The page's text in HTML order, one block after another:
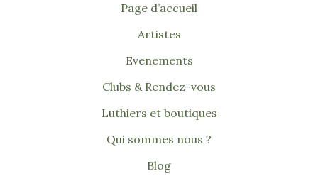
Page d’accueil
Artistes
Evenements
Clubs & Rendez-vous
Luthiers et boutiques
Qui sommes nous ?
Blog